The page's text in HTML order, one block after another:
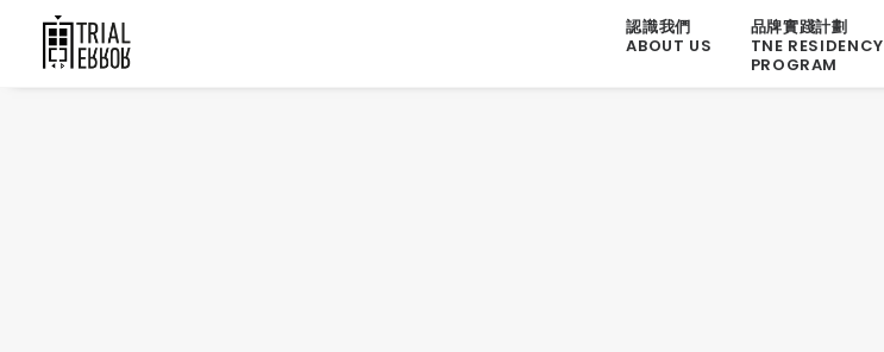
認識我們
ABOUT US
品牌實踐計劃
TNE RESIDENCY
PROGRAM